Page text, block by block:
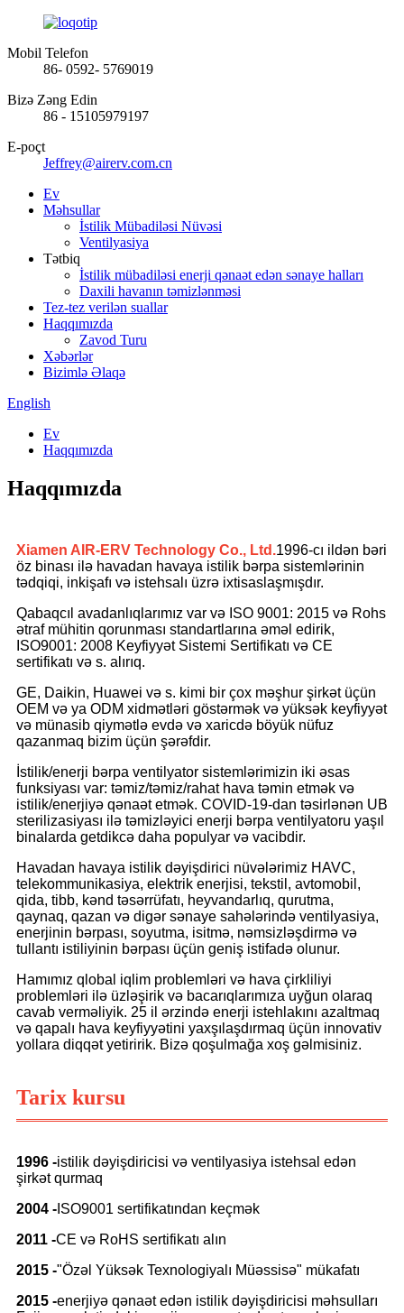
Mobil Telefon
86- 0592- 5769019
Bizə Zəng Edin
86 - 15105979197
E-poçt
Jeffrey@airerv.com.cn
Ev
Məhsullar
İstilik Mübadiləsi Nüvəsi
Ventilyasiya
Tətbiq
İstilik mübadiləsi enerji qənaət edən sənaye halları
Daxili havanın təmizlənməsi
Tez-tez verilən suallar
Haqqımızda
Zavod Turu
Xəbərlər
Bizimlə Əlaqə
English
Ev
Haqqımızda
Haqqımızda
Xiamen AIR-ERV Technology Co., Ltd.1996-cı ildən bəri
öz binası ilə havadan havaya istilik bərpa sistemlərinin
tədqiqi, inkişafı və istehsalı üzrə ixtisaslaşmışdır.
Qabaqcıl avadanlıqlarımız var və ISO 9001: 2015 və Rohs
ətraf mühitin qorunması standartlarına əməl edirik,
ISO9001: 2008 Keyfiyyət Sistemi Sertifikatı və CE
sertifikatı və s. alırıq.
GE, Daikin, Huawei və s. kimi bir çox məşhur şirkət üçün
OEM və ya ODM xidmətləri göstərmək və yüksək keyfiyyət
və münasib qiymətlə evdə və xaricdə böyük nüfuz
qazanmaq bizim üçün şərəfdir.
İstilik/enerji bərpa ventilyator sistemlərimizin iki əsas
funksiyası var: təmiz/təmiz/rahat hava təmin etmək və
istilik/enerjiyə qənaət etmək. COVID-19-dan təsirlənən UB
sterilizasiyası ilə təmizləyici enerji bərpa ventilyatoru yaşıl
binalarda getdikcə daha populyar və vacibdir.
Havadan havaya istilik dəyişdirici nüvələrimiz HAVC,
telekommunikasiya, elektrik enerjisi, tekstil, avtomobil,
qida, tibb, kənd təsərrüfatı, heyvandarlıq, qurutma,
qaynaq, qazan və digər sənaye sahələrində ventilyasiya,
enerjinin bərpası, soyutma, isitmə, nəmsizləşdirmə və
tullantı istiliyinin bərpası üçün geniş istifadə olunur.
Hamımız qlobal iqlim problemləri və hava çirkliliyi
problemləri ilə üzləşirik və bacarıqlarımıza uyğun olaraq
cavab verməliyik. 25 il ərzində enerji istehlakını azaltmaq
və qapalı hava keyfiyyətini yaxşılaşdırmaq üçün innovativ
yollara diqqət yetiririk. Bizə qoşulmağa xoş gəlmisiniz.
Tarix kursu
1996 -istilik dəyişdiricisi və ventilyasiya istehsal edən
şirkət qurmaq
2004 - ISO9001 sertifikatından keçmək
2011 -CE və RoHS sertifikatı alın
2015 -"Özəl Yüksək Texnologiyalı Müəssisə" mükafatı
2015 -enerjiyə qənaət edən istilik dəyişdiricisi məhsulları